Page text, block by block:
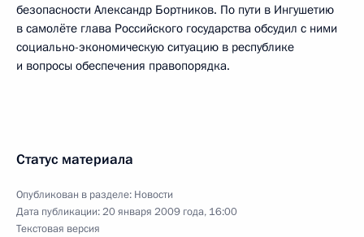
безопасности Александр Бортников. По пути в Ингушетию
в самолёте глава Российского государства обсудил с ними
социально-экономическую ситуацию в республике
и вопросы обеспечения правопорядка.
Статус материала
Опубликован в разделе: Новости
Дата публикации:20 января 2009 года, 16:00
Текстовая версия